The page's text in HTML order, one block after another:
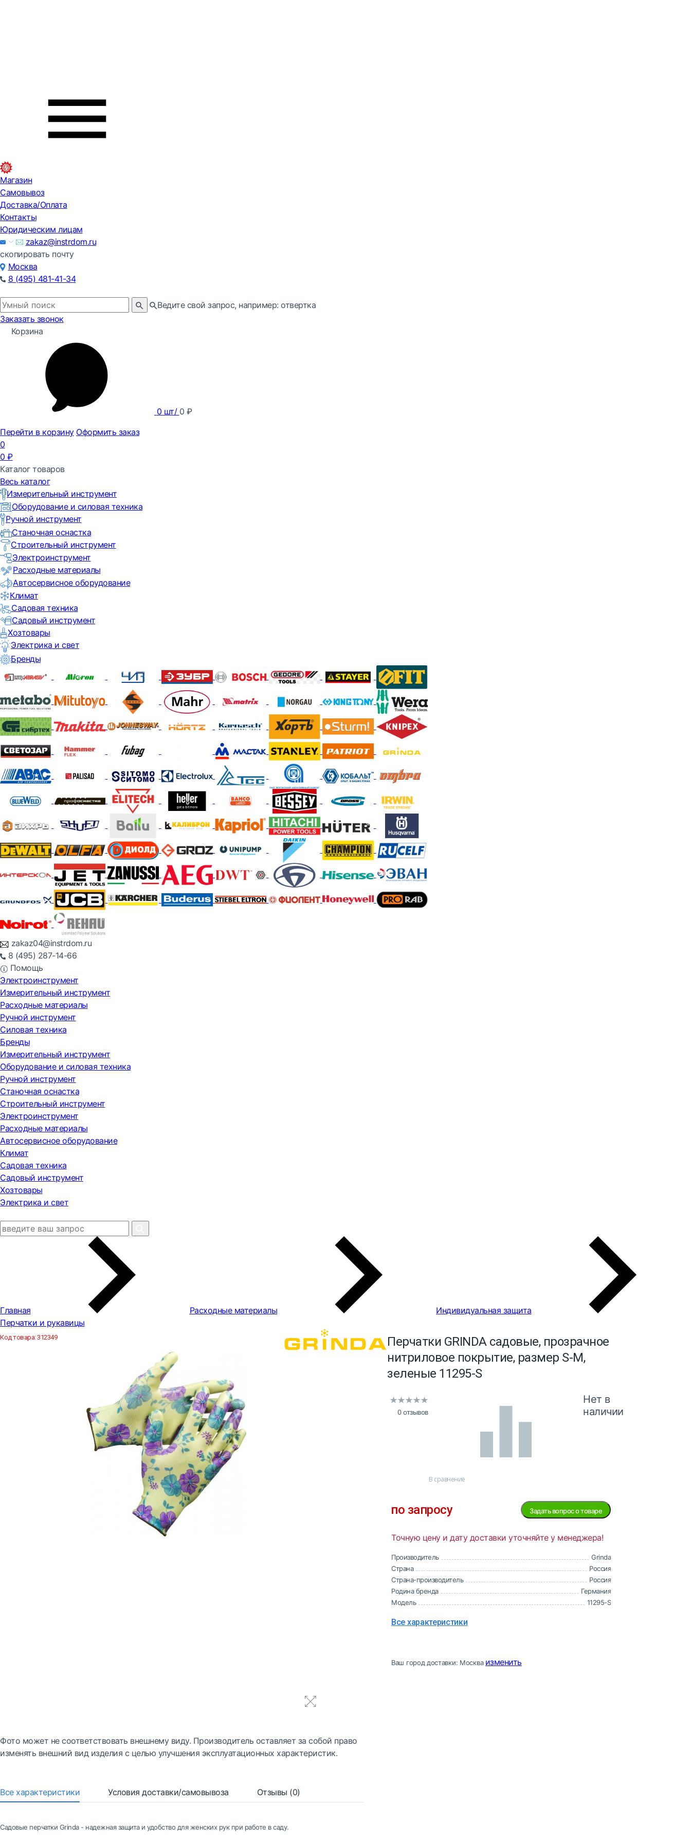
Магазин
Самовывоз
Доставка/Оплата
Контакты
Юридическим лицам
zakaz@instrdom.ru
скопировать почту
Москва
8 (495) 481-41-34
Ведите свой запрос, например: отвертка
Заказать звонок
Корзина
0 шт/ 0 ₽
Перейти в корзину Оформить заказ
0
0 ₽
Каталог товаров
Весь каталог
Измерительный инструмент
Оборудование и силовая техника
Ручной инструмент
Станочная оснастка
Строительный инструмент
Электроинструмент
Расходные материалы
Автосервисное оборудование
Климат
Садовая техника
Садовый инструмент
Хозтовары
Электрика и свет
Бренды
zakaz04@instrdom.ru
8 (495) 287-14-66
Помощь
Электроинструмент
Измерительный инструмент
Расходные материалы
Ручной инструмент
Силовая техника
Бренды
Измерительный инструмент
Оборудование и силовая техника
Ручной инструмент
Станочная оснастка
Строительный инструмент
Электроинструмент
Расходные материалы
Автосервисное оборудование
Климат
Садовая техника
Садовый инструмент
Хозтовары
Электрика и свет
Главная Расходные материалы
Индивидуальная защита
Перчатки и рукавицы
Код товара:312349
Фото может не соответствовать внешнему виду. Производитель оставляет за собой право
изменять внешний вид изделия с целью улучшения эксплуатационных характеристик.
Все характеристики Условия доставки/самовывоза Отзывы (0)
Садовые перчатки Grinda - надежная защита и удобство для женских рук при работе в саду.
Перчатки GRINDA садовые, прозрачное
нитриловое покрытие, размер S-M,
зеленые 11295-S
0 отзывов
В сравнение
Нет в
наличии
по запросу Задать вопрос о товаре
Точную цену и дату доставки уточняйте у менеджера!
Производитель
Grinda
Страна
Россия
Страна-производитель
Россия
Родина бренда
Германия
Модель
11295-S
Все характеристики
Ваш город доставки: Москва изменить